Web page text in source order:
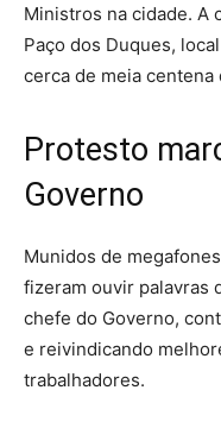
Ministros na cidade. A
Paço dos Duques,
cerca de meia centena
Protesto
Governo
Munidos de
fizeram ouvir palavras
chefe do Governo,
e reivindicando
trabalhadores.